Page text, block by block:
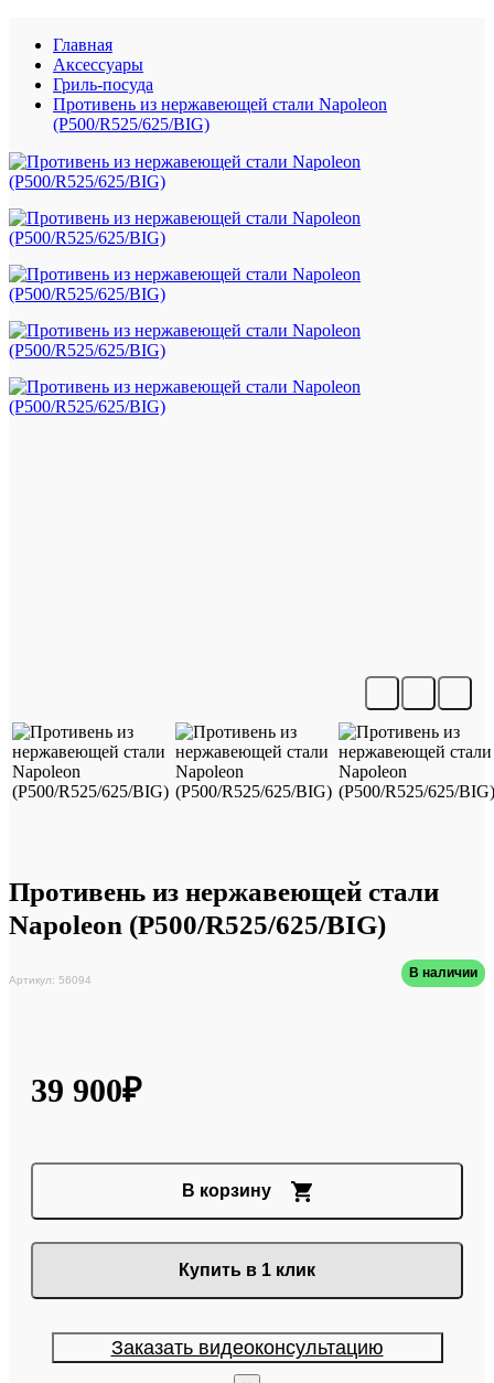
Главная
Аксессуары
Гриль-посуда
Противень из нержавеющей стали Napoleon
(P500/R525/625/BIG)
Противень из нержавеющей стали
Napoleon (P500/R525/625/BIG)
Артикул: 56094 В наличии
39 900₽
В корзину
Купить в 1 клик
Заказать видеоконсультацию